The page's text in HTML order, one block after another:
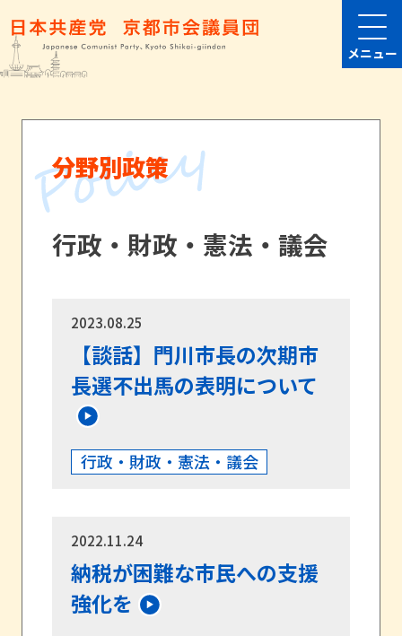
メニュー
分野別政策
行政・財政・憲法・議会
2023.08.25
【談話】門川市長の次期市
長選不出馬の表明について
行政・財政・憲法・議会
2022.11.24
納税が困難な市民への支援
強化を